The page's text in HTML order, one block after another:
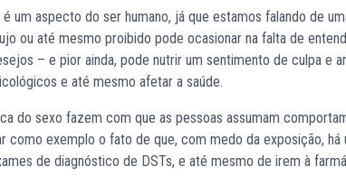
é um aspecto do ser humano, já que estamos falando de
ou até mesmo proibido pode ocasionar na falta de
– e pior ainda, pode nutrir um sentimento de culpa e
e até mesmo afetar a saúde.
do sexo fazem com que as pessoas assumam
como exemplo o fato de que, com medo da exposição,
de diagnóstico de DSTs, e até mesmo de irem à